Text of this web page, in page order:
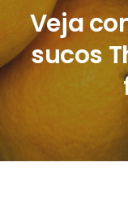
Veja
sucos